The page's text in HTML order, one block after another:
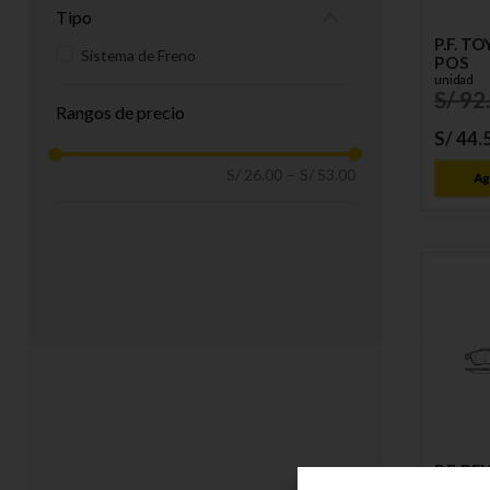
Tipo
Sistema de Freno
Rangos de precio
S/ 26.00 – S/ 53.00
P.F.
POS
unidad
S/92.
S/44.
P.F.